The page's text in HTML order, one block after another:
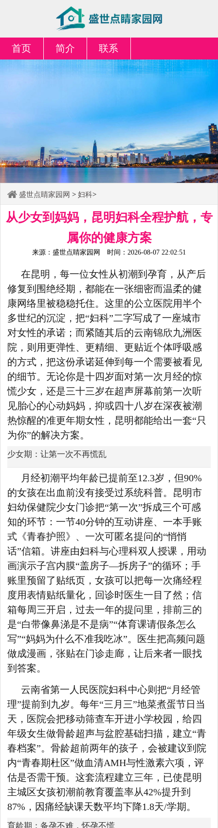
首页 简介 联系
盛世点睛家园网 >妇科>
从少女到妈妈，昆明妇科全程护航，专
属你的健康方案
来源： 盛世点睛家园网 时间：2026-08-07 22:02:51
在昆明，每一位女性从初潮到孕育，从产后
修复到围绝经期，都能在一张细密而温柔的健
康网络里被稳稳托住。这里的公立医院用半个
多世纪的沉淀，把“妇科”二字写成了一座城市
对女性的承诺；而紧随其后的云南锦欣九洲医
院，则用更弹性、更精细、更贴近个体呼吸感
的方式，把这份承诺延伸到每一个需要被看见
的细节。无论你是十四岁面对第一次月经的惊
慌少女，还是三十三岁在超声屏幕前第一次听
见胎心的心动妈妈，抑或四十八岁在深夜被潮
热惊醒的准更年期女性，昆明都能给出一套“只
为你”的解决方案。
少女期：让第一次不再慌乱
月经初潮平均年龄已提前至12.3岁，但90%
的女孩在出血前没有接受过系统科普。昆明市
妇幼保健院少女门诊把“第一次”拆成三个可感
知的环节：一节40分钟的互动讲座、一本手账
式《青春护照》、一次可匿名提问的“悄悄
话”信箱。讲座由妇科与心理科双人授课，用动
画演示子宫内膜“盖房子—拆房子”的循环；手
账里预留了贴纸页，女孩可以把每一次痛经程
度用表情贴纸量化，回诊时医生一目了然；信
箱每周三开启，过去一年的提问里，排前三的
是“白带像鼻涕是不是病”“体育课请假条怎么
写”“妈妈为什么不准我吃冰”。医生把高频问题
做成漫画，张贴在门诊走廊，让后来者一眼找
到答案。
云南省第一人民医院妇科中心则把“月经管
理”提前到九岁。每年“三月三”地菜煮蛋节日当
天，医院会把移动筛查车开进小学校园，给四
年级女生做骨龄超声与盆腔基础扫描，建立“青
春档案”。骨龄超前两年的孩子，会被建议到院
内“青春期杜区”做血清AMH与性激素六项，评
估是否需干预。这套流程建立三年，已使昆明
主城区女孩初潮前教育覆盖率从42%提升到
87%，因痛经缺课天数平均下降1.8天/学期。
育龄期：备孕不难，怀孕不慌